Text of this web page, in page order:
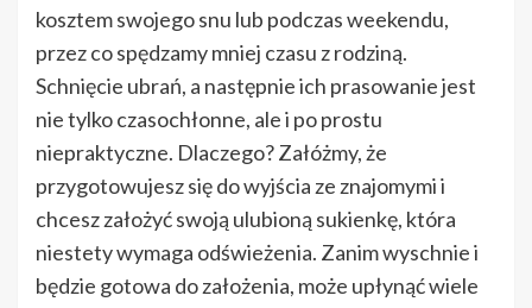
kosztem swojego snu lub podczas weekendu,
przez co spędzamy mniej czasu z rodziną.
Schnięcie ubrań, a następnie ich prasowanie jest
nie tylko czasochłonne, ale i po prostu
niepraktyczne. Dlaczego? Załóżmy, że
przygotowujesz się do wyjścia ze znajomymi i
chcesz założyć swoją ulubioną sukienkę, która
niestety wymaga odświeżenia. Zanim wyschnie i
będzie gotowa do założenia, może upłynąć wiele